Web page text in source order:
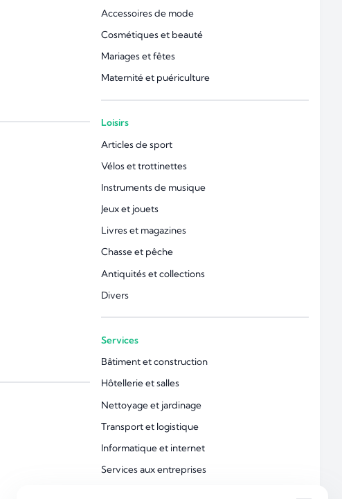
Accessoires de mode
Cosmétiques et beauté
Mariages et fêtes
Maternité et puériculture
Loisirs
Articles de sport
Vélos et trottinettes
Instruments de musique
Jeux et jouets
Livres et magazines
Chasse et pêche
Antiquités et collections
Divers
Services
Bâtiment et construction
Hôtellerie et salles
Nettoyage et jardinage
Transport et logistique
Informatique et internet
Services aux entreprises